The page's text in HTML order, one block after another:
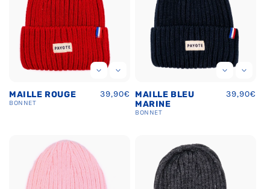
BONNET
MAILLE ROUGE
Prix
habituel
39,90€
BONNET
MAILLE BLEU
MARINE
Prix
39,90€